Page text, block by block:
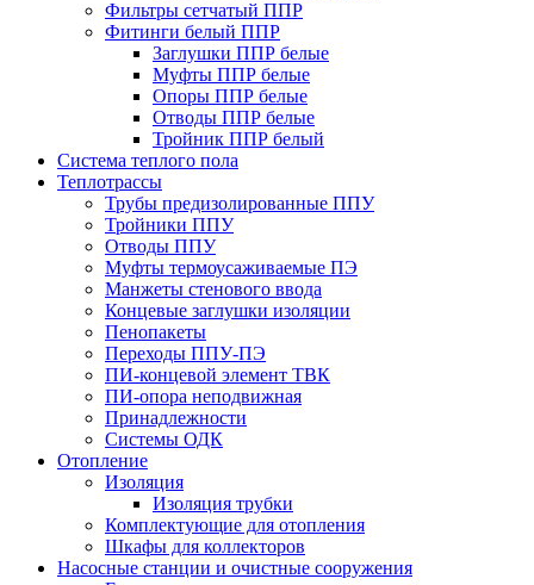
Фильтры сетчатый ППР
Фитинги белый ППР
Заглушки ППР белые
Муфты ППР белые
Опоры ППР белые
Отводы ППР белые
Тройник ППР белый
Система теплого пола
Теплотрассы
Трубы предизолированные ППУ
Тройники ППУ
Отводы ППУ
Муфты термоусаживаемые ПЭ
Манжеты стенового ввода
Концевые заглушки изоляции
Пенопакеты
Переходы ППУ-ПЭ
ПИ-концевой элемент ТВК
ПИ-опора неподвижная
Принадлежности
Системы ОДК
Отопление
Изоляция
Изоляция трубки
Комплектующие для отопления
Шкафы для коллекторов
Насосные станции и очистные сооружения